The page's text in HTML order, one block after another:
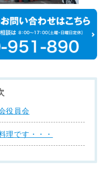
役員会
理です・・・